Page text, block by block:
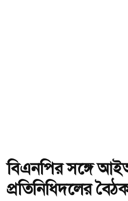
বিএনপির সঙ্গে
প্রতিনিধিদলের